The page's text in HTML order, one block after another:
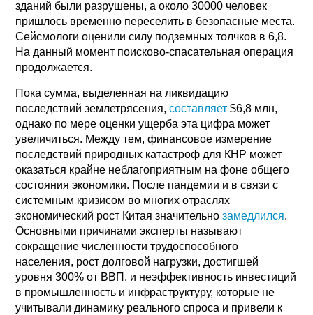
зданий были разрушены, а около 30000 человек
пришлось временно переселить в безопасные места.
Сейсмологи оценили силу подземных толчков в 6,8.
На данный момент поисково-спасательная операция
продолжается.
Пока сумма, выделенная на ликвидацию
последствий землетрясения,составляет $6,8 млн,
однако по мере оценки ущерба эта цифра может
увеличиться. Между тем, финансовое измерение
последствий природных катастроф для КНР может
оказаться крайне неблагоприятным на фоне общего
состояния экономики. После пандемии и в связи с
системным кризисом во многих отраслях
экономический рост Китая значительнозамедлился.
Основными причинами эксперты называют
сокращение численности трудоспособного
населения, рост долговой нагрузки, достигшей
уровня 300% от ВВП, и неэффективность инвестиций
в промышленность и инфраструктуру, которые не
учитывали динамику реального спроса и привели к